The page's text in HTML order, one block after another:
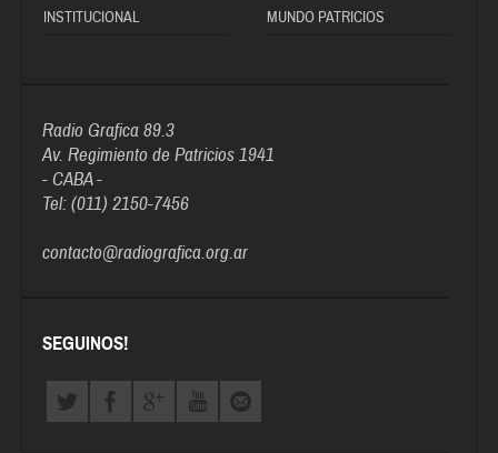
INSTITUCIONAL MUNDO PATRICIOS
Radio Grafica 89.3
Av. Regimiento de Patricios 1941
- CABA -
Tel: (011) 2150-7456
contacto@radiografica.org.ar
SEGUINOS!